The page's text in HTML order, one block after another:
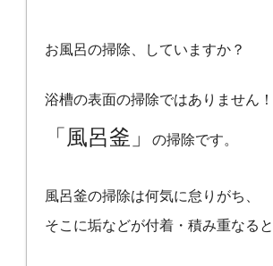
お風呂の掃除、していますか？
浴槽の表面の掃除ではありません！
「風呂釜」 の掃除です。
風呂釜の掃除は何気に怠りがち、
そこに垢などが付着・積み重なると